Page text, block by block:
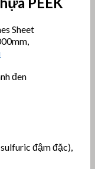
Sheet
đen
đậm đặc),